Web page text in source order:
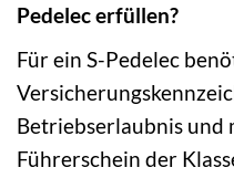
Pedelec erfüllen?
Für ein S-Pedelec
Betriebserlaubnis und
Führerschein der